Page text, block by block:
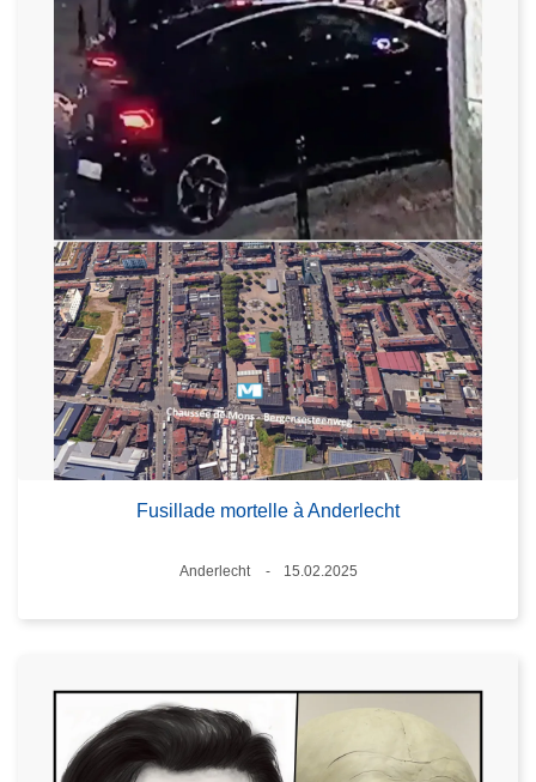
Fusillade mortelle à Anderlecht
Standort
Anderlecht
15.02.2025